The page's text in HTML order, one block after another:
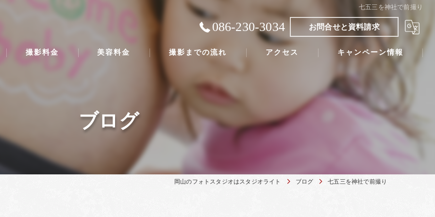
七五三を神社で前撮り
086-230-3034 お問合せと資料請求
撮影料金 美容料金 撮影までの流れ アクセス キャンペーン情報
ブログ
岡山のフォトスタジオはスタジオライト ブログ 七五三を神社で前撮り